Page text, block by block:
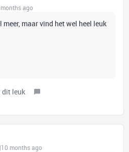
ago
maar vind het wel heel leuk
dit leuk
months ago